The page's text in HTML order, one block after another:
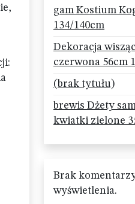
gam Kostium
134/140cm
Dekoracja
czerwona 56cm
(brak tytułu)
brewis Dżety
kwiatki zielone
Brak
wyświetlenia.